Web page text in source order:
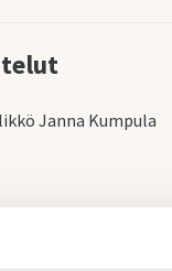
Janna Kumpula